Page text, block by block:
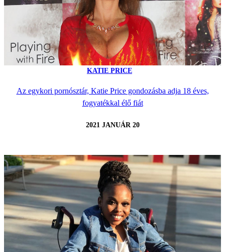
KATIE PRICE
Az egykori pornósztár, Katie Price gondozásba adja 18 éves,
fogyatékkal élő fiát
2021 JANUÁR 20